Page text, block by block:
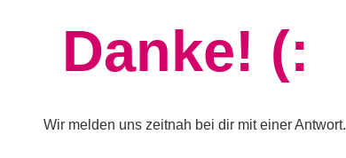
Danke! (:
Wir melden uns zeitnah bei dir mit einer Antwort.